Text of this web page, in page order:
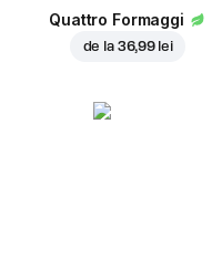
Quattro Formaggi
de la 36,99 lei